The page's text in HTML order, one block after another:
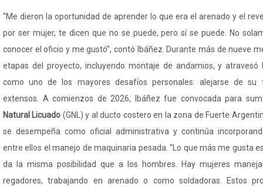
"Me dieron la oportunidad de aprender lo que era el arenado y el
por ser mujer, te dicen que no se puede, pero sí se puede. No
conocer el oficio y me gustó", contó Ibáñez. Durante más de nueve
etapas del proyecto, incluyendo montaje de andamios, y
como uno de los mayores desafíos personales: alejarse de su
extensos. A comienzos de 2026, Ibáñez fue convocada para
Natural Licuado (GNL) y al ducto costero en la zona de Fuerte
se desempeña como oficial administrativa y continúa
entre ellos el manejo de maquinaria pesada. "Lo que más me gusta
da la misma posibilidad que a los hombres. Hay mujeres
regadores, trabajando en arenado o como soldadoras. Estos